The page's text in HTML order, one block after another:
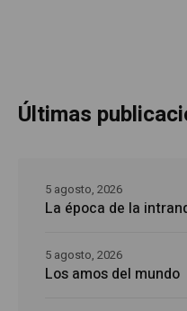
Últimas
La época de la
5 agosto, 2026
Los amos del mundo
5 agosto, 2026